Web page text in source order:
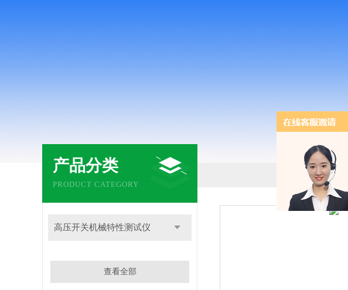
产品分类
PRODUCT CATEGORY
高压开关机械特性测试仪
查看全部